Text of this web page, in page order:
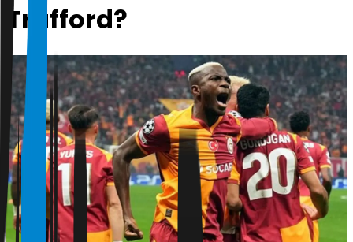
Trafford?